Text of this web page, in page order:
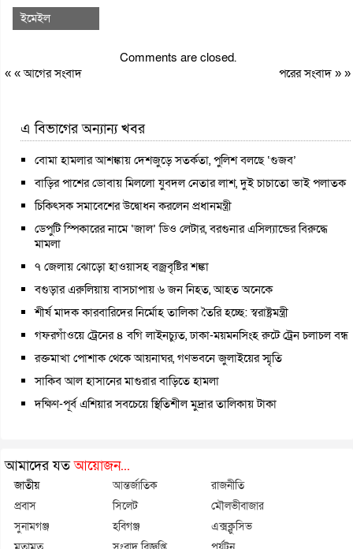
ইমেইল
Comments are closed.
« «আগের সংবাদ পরের সংবাদ» »
এ বিভাগের অন্যান্য খবর
বোমা হামলার আশঙ্কায় দেশজুড়ে সতর্কতা, পুলিশ বলছে ‘গুজব’
বাড়ির পাশের ডোবায় মিললো যুবদল নেতার লাশ, দুই চাচাতো ভাই পলাতক
চিকিৎসক সমাবেশের উদ্বোধন করলেন প্রধানমন্ত্রী
ডেপুটি স্পিকারের নামে ‘জাল’ ডিও লেটার, বরগুনার এসিল্যান্ডের বিরুদ্ধে
মামলা
৭ জেলায় ঝোড়ো হাওয়াসহ বজ্রবৃষ্টির শঙ্কা
বগুড়ার এরুলিয়ায় বাসচাপায় ৬ জন নিহত, আহত অনেকে
শীর্ষ মাদক কারবারিদের নির্মোহ তালিকা তৈরি হচ্ছে: স্বরাষ্ট্রমন্ত্রী
গফরগাঁওয়ে ট্রেনের ৪ বগি লাইনচ্যুত, ঢাকা-ময়মনসিংহ রুটে ট্রেন চলাচল বন্ধ
রক্তমাখা পোশাক থেকে আয়নাঘর, গণভবনে জুলাইয়ের স্মৃতি
সাকিব আল হাসানের মাগুরার বাড়িতে হামলা
দক্ষিণ-পূর্ব এশিয়ার সবচেয়ে স্থিতিশীল মুদ্রার তালিকায় টাকা
আমাদের যতআয়োজন...
জাতীয় আন্তর্জাতিক
রাজনীতি
প্রবাস
সিলেট
মৌলভীবাজার
সুনামগঞ্জ
হবিগঞ্জ
এক্সক্লুসিভ
মতামত
সংবাদ বিজ্ঞপ্তি পর্যটন